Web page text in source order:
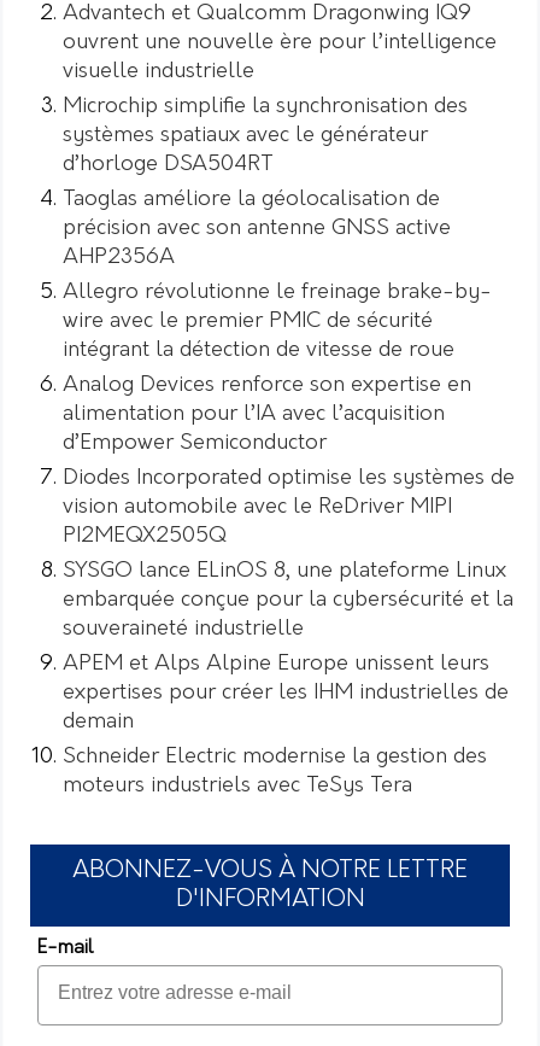
Advantech et Qualcomm Dragonwing IQ9
ouvrent une nouvelle ère pour l’intelligence
visuelle industrielle
Microchip simplifie la synchronisation des
systèmes spatiaux avec le générateur
d’horloge DSA504RT
Taoglas améliore la géolocalisation de
précision avec son antenne GNSS active
AHP2356A
Allegro révolutionne le freinage brake-by-
wire avec le premier PMIC de sécurité
intégrant la détection de vitesse de roue
Analog Devices renforce son expertise en
alimentation pour l’IA avec l’acquisition
d’Empower Semiconductor
Diodes Incorporated optimise les systèmes de
vision automobile avec le ReDriver MIPI
PI2MEQX2505Q
SYSGO lance ELinOS 8, une plateforme Linux
embarquée conçue pour la cybersécurité et la
souveraineté industrielle
APEM et Alps Alpine Europe unissent leurs
expertises pour créer les IHM industrielles de
demain
Schneider Electric modernise la gestion des
moteurs industriels avec TeSys Tera
ABONNEZ-VOUS À NOTRE LETTRE
D'INFORMATION
E-mail